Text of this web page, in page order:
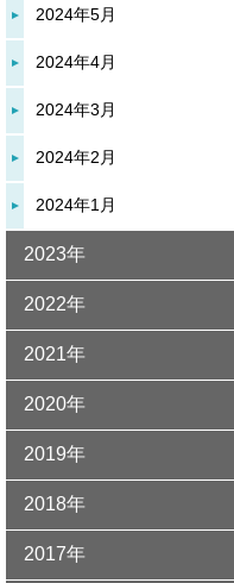
2024年5月
2024年4月
2024年3月
2024年2月
2024年1月
2023年
2022年
2021年
2020年
2019年
2018年
2017年